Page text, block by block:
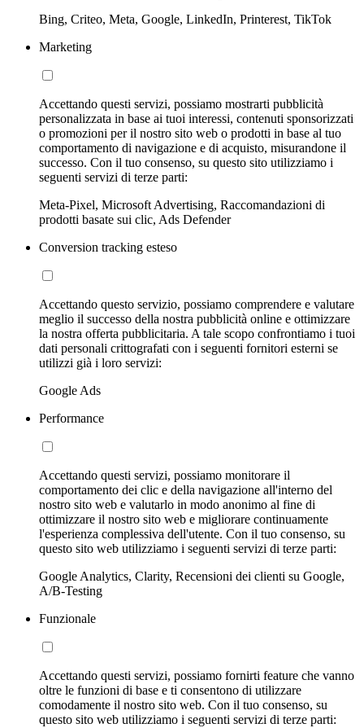
Bing, Criteo, Meta, Google, LinkedIn, Printerest, TikTok
Marketing
Accettando questi servizi, possiamo mostrarti pubblicità
personalizzata in base ai tuoi interessi, contenuti sponsorizzati
o promozioni per il nostro sito web o prodotti in base al tuo
comportamento di navigazione e di acquisto, misurandone il
successo. Con il tuo consenso, su questo sito utilizziamo i
seguenti servizi di terze parti:
Meta-Pixel, Microsoft Advertising, Raccomandazioni di
prodotti basate sui clic, Ads Defender
Conversion tracking esteso
Accettando questo servizio, possiamo comprendere e valutare
meglio il successo della nostra pubblicità online e ottimizzare
la nostra offerta pubblicitaria. A tale scopo confrontiamo i tuoi
dati personali crittografati con i seguenti fornitori esterni se
utilizzi già i loro servizi:
Google Ads
Performance
Accettando questi servizi, possiamo monitorare il
comportamento dei clic e della navigazione all'interno del
nostro sito web e valutarlo in modo anonimo al fine di
ottimizzare il nostro sito web e migliorare continuamente
l'esperienza complessiva dell'utente. Con il tuo consenso, su
questo sito web utilizziamo i seguenti servizi di terze parti:
Google Analytics, Clarity, Recensioni dei clienti su Google,
A/B-Testing
Funzionale
Accettando questi servizi, possiamo fornirti feature che vanno
oltre le funzioni di base e ti consentono di utilizzare
comodamente il nostro sito web. Con il tuo consenso, su
questo sito web utilizziamo i seguenti servizi di terze parti: